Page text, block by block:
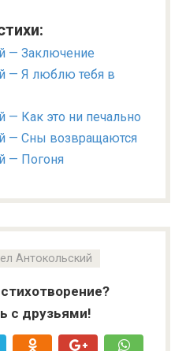
— Заключение
— Я люблю тебя в
— Как это ни печально
— Сны возвращаются
— Погоня
Антокольский
с друзьями!